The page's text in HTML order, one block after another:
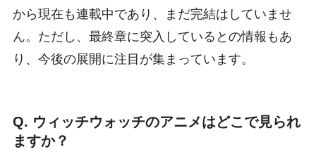
から現在も連載中であり、まだ完結はしていませ
ん。ただし、最終章に突入しているとの情報もあ
り、今後の展開に注目が集まっています。
Q. ウィッチウォッチのアニメはどこで見られ
ますか？